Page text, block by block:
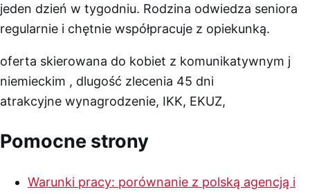
jeden dzień w tygodniu. Rodzina odwiedza seniora
regularnie i chętnie współpracuje z opiekunką.
oferta skierowana do kobiet z komunikatywnym j
niemieckim , dlugość zlecenia 45 dni
atrakcyjne wynagrodzenie, IKK, EKUZ,
Pomocne strony
Warunki pracy: porównanie z polską agencją i